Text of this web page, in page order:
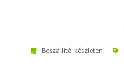
Beszállítói készleten